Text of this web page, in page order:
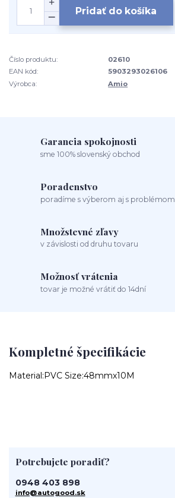
Pridať do košíka
Číslo produktu:
02610
EAN kód:
5903293026106
Výrobca:
Amio
Garancia spokojnosti
sme 100% slovenský obchod
Poradenstvo
poradíme s výberom aj s problémom
Množstevné zľavy
v závislosti od druhu tovaru
Možnosť vrátenia
tovar je možné vrátiť do 14dní
Kompletné špecifikácie
Material:PVC Size:48mmx10M
Potrebujete poradiť?
0948 403 898
info@autogood.sk